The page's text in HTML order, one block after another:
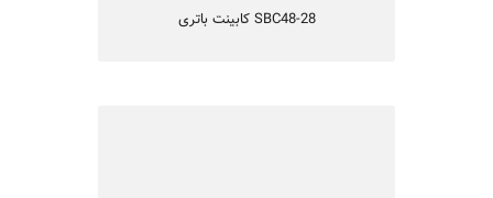
SBC48-28 کابینت باتری